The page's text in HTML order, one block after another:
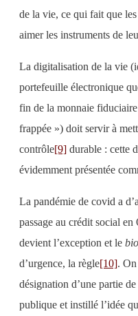
de la vie, ce qui fait que
aimer les instruments de
La digitalisation de la vie
portefeuille électronique
fin de la monnaie
frappée ») doit servir à
contrôle[9] durable : cette
évidemment présentée
La pandémie de covid a
passage au crédit social
devient l’exception et le
d’urgence, la règle[10].
désignation d’une partie
publique et instillé l’idée